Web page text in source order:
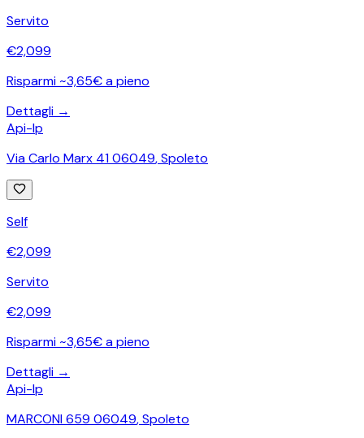
Servito
€2,099
Risparmi ~3,65€ a pieno
Dettagli →
Api-Ip
Via Carlo Marx 41 06049,Spoleto
Self
€2,099
Servito
€2,099
Risparmi ~3,65€ a pieno
Dettagli →
Api-Ip
MARCONI 659 06049,Spoleto